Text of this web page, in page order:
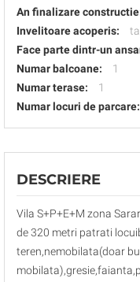
An finalizare
Invelitoare acoperis:
Face parte dintr-un
Numar balcoane:
1
Numar terase:
1
Numar locuri de parcare:
DESCRIERE
Vila S+P+E+M zona
de 320 metri patrati
teren,nemobilata(doar